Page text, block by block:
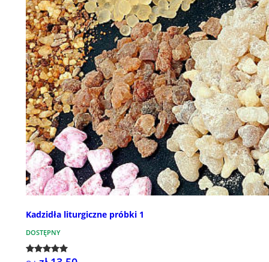
Kadzidła liturgiczne próbki 1
DOSTĘPNY